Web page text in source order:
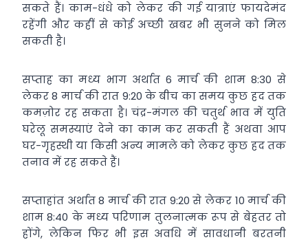
सकते हैं। काम-धंधे को लेकर की गई यात्राएं फायदेमंद
रहेंगी और कहीं से कोई अच्छी खबर भी सुनने को मिल
सकती है।
सप्ताह का मध्य भाग अर्थात 6 मार्च की शाम 8:30 से
लेकर 8 मार्च की रात 9:20 के बीच का समय कुछ हद तक
कमज़ोर रह सकता है। चंद्र-मंगल की चतुर्थ भाव में युति
घरेलू समस्याएं देने का काम कर सकती हैं अथवा आप
घर-गृहस्थी या किसी अन्य मामले को लेकर कुछ हद तक
तनाव में रह सकते हैं।
सप्ताहांत अर्थात 8 मार्च की रात 9:20 से लेकर 10 मार्च की
शाम 8:40 के मध्य परिणाम तुलनात्मक रूप से बेहतर तो
होंगे, लेकिन फिर भी इस अवधि में सावधानी बरतनी